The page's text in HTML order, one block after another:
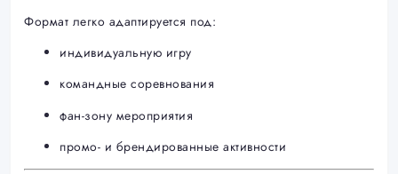
Формат легко адаптируется под:
индивидуальную игру
командные соревнования
фан-зону мероприятия
промо- и брендированные активности